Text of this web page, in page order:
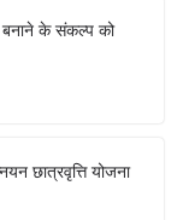
बनाने के संकल्प को
छात्रवृत्ति योजना